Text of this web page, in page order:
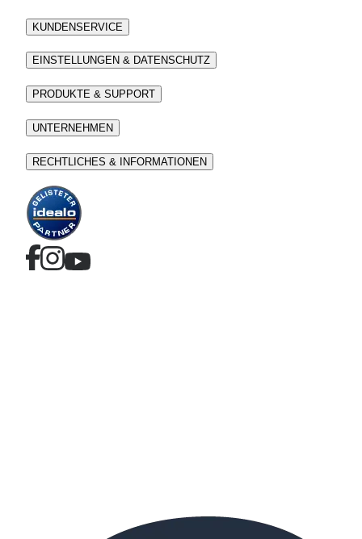
KUNDENSERVICE
EINSTELLUNGEN & DATENSCHUTZ
PRODUKTE & SUPPORT
UNTERNEHMEN
RECHTLICHES & INFORMATIONEN